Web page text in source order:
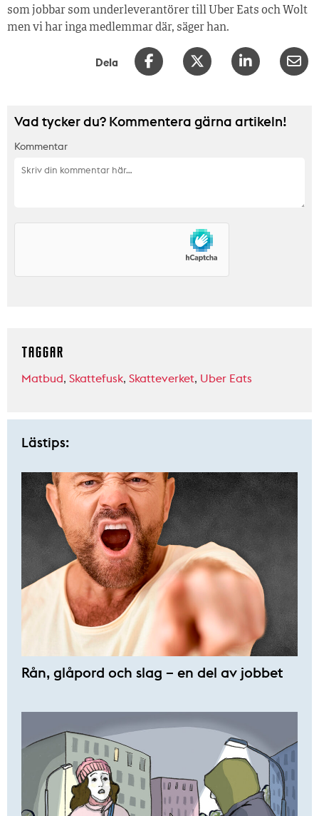
som jobbar som underleverantörer till Uber Eats och Wolt
men vi har inga medlemmar där, säger han.
Dela
Vad tycker du? Kommentera gärna artikeln!
Kommentar
TAGGAR
Matbud, Skattefusk, Skatteverket, Uber Eats
Lästips:
Rån, glåpord och slag – en del av jobbet